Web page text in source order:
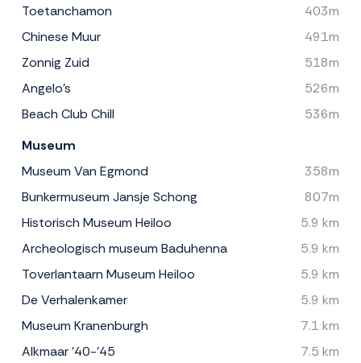
Toetanchamon
403m
Chinese Muur
491m
Zonnig Zuid
518m
Angelo's
526m
Beach Club Chill
536m
Museum
Museum Van Egmond
358m
Bunkermuseum Jansje Schong
807m
Historisch Museum Heiloo
5.9 km
Archeologisch museum Baduhenna
5.9 km
Toverlantaarn Museum Heiloo
5.9 km
De Verhalenkamer
5.9 km
Museum Kranenburgh
7.1 km
Alkmaar '40-'45
7.5 km